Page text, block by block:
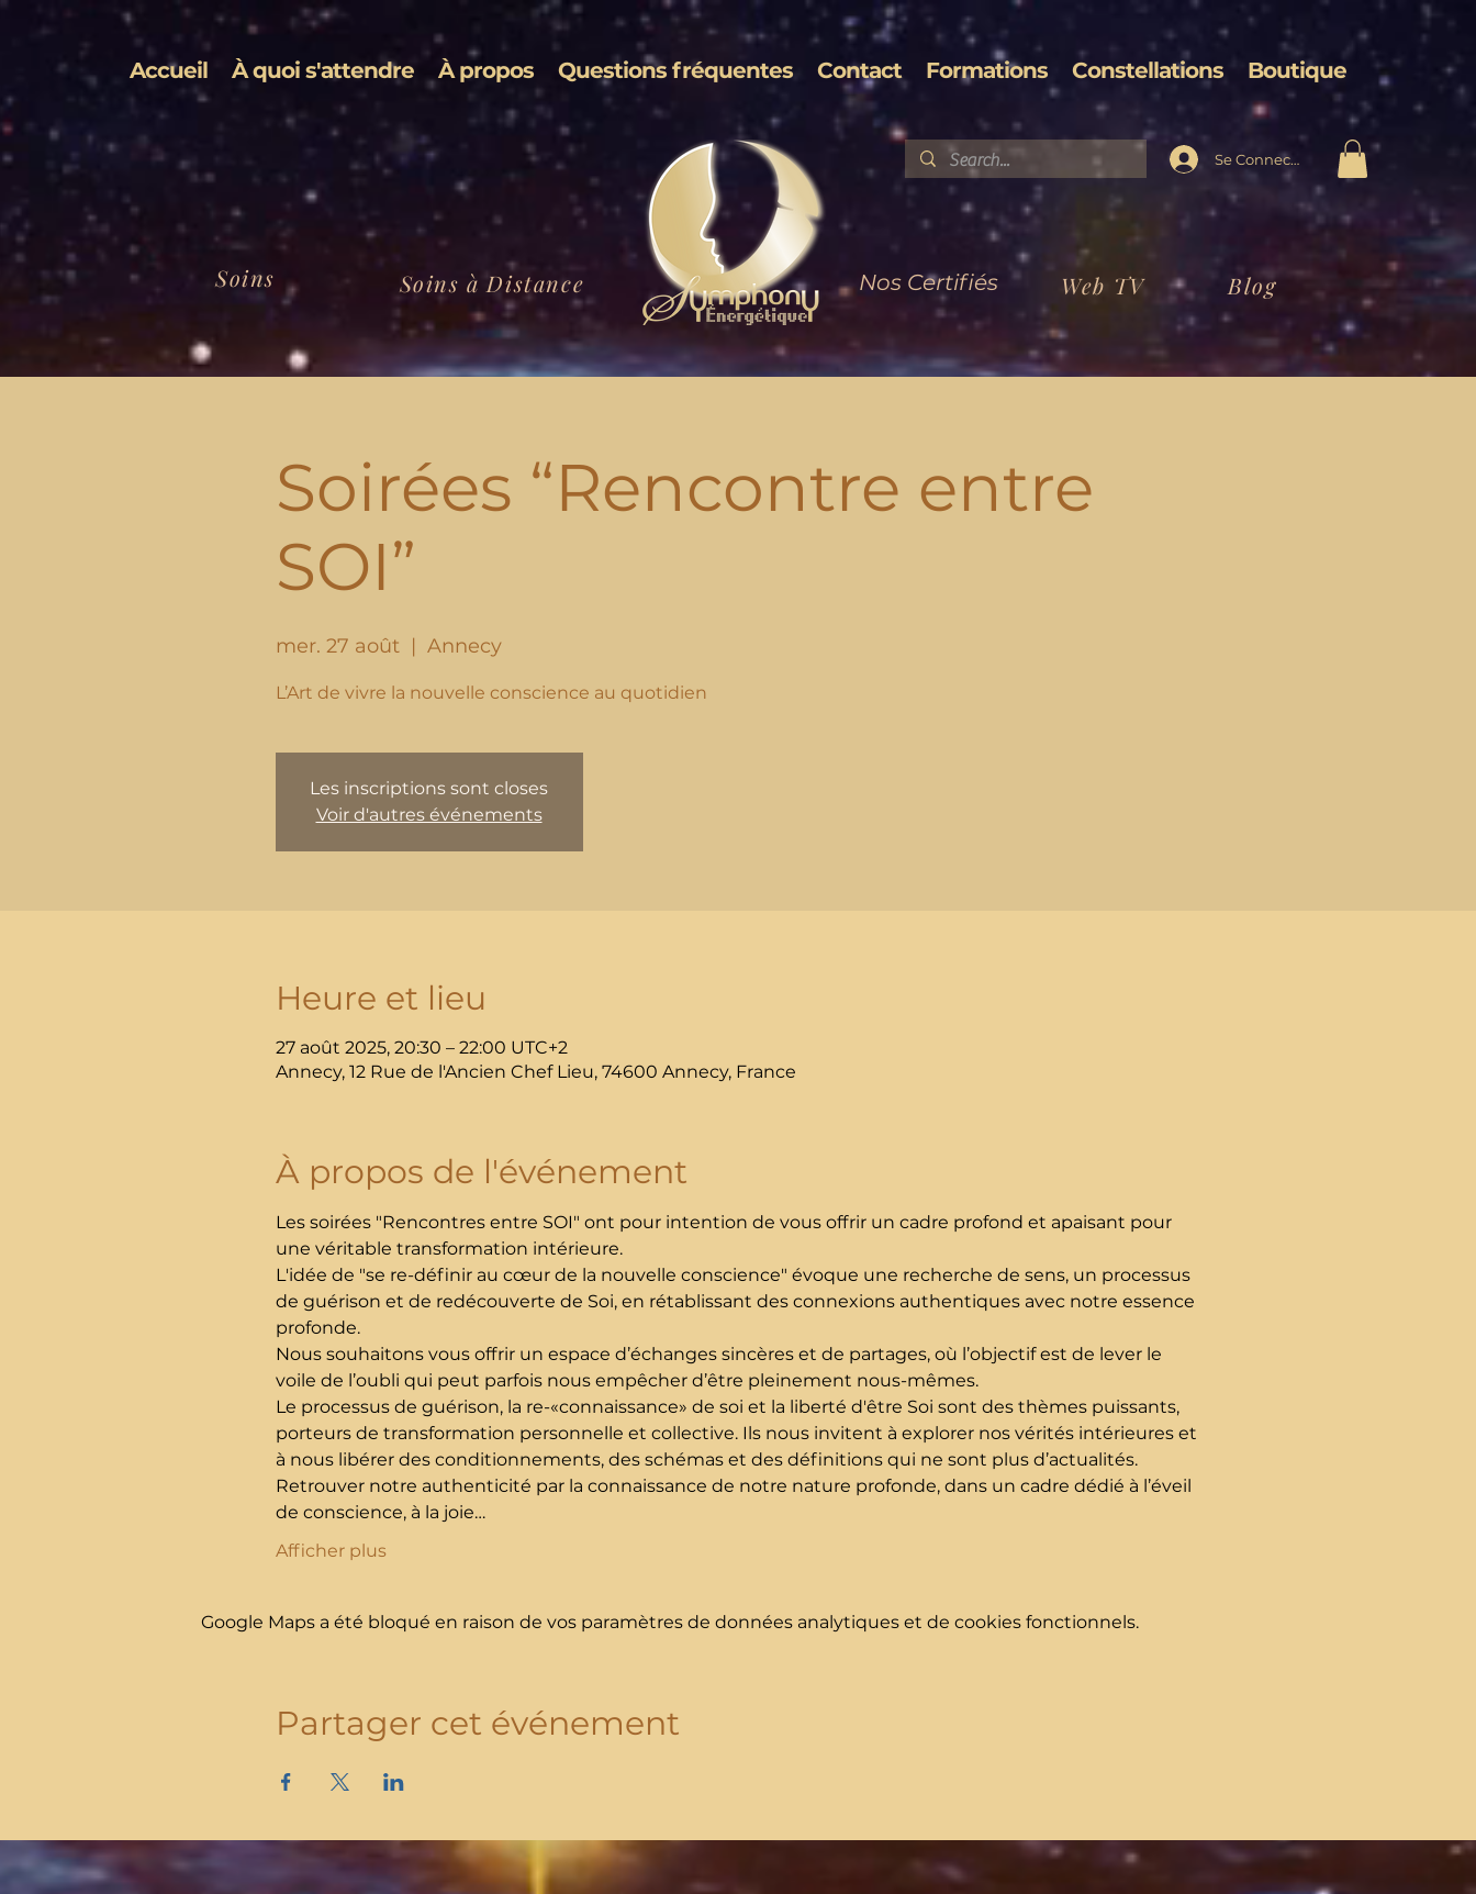
Accueil À quoi s'attendre À propos Questions fréquentes Contact Formations Constellations Boutique
Soins Soins à Distance
Se Connecter
Nos Certifiés Web TV Blog
Soirées “Rencontre entre
SOI”
mer. 27 août
  |
Annecy
Les inscriptions sont closes
Voir d'autres événements
Heure et lieu
27 août 2025, 20:30 – 22:00 UTC+2
Annecy, 12 Rue de l'Ancien Chef Lieu, 74600 Annecy, France
À propos de l'événement
Les soirées "Rencontres entre SOI" ont pour intention de vous offrir un cadre profond et apaisant pour
une véritable transformation intérieure.
L'idée de "se re-définir au cœur de la nouvelle conscience" évoque une recherche de sens, un processus
de guérison et de redécouverte de Soi, en rétablissant des connexions authentiques avec notre essence
profonde.
Nous souhaitons vous offrir un espace d’échanges sincères et de partages, où l’objectif est de lever le
voile de l’oubli qui peut parfois nous empêcher d’être pleinement nous-mêmes.
Le processus de guérison, la re-«connaissance» de soi et la liberté d'être Soi sont des thèmes puissants,
porteurs de transformation personnelle et collective. Ils nous invitent à explorer nos vérités intérieures et
à nous libérer des conditionnements, des schémas et des définitions qui ne sont plus d’actualités.
Retrouver notre authenticité par la connaissance de notre nature profonde, dans un cadre dédié à l’éveil
de conscience, à la joie…
Afficher plus
Google Maps a été bloqué en raison de vos paramètres de données analytiques et de cookies fonctionnels.
Partager cet événement